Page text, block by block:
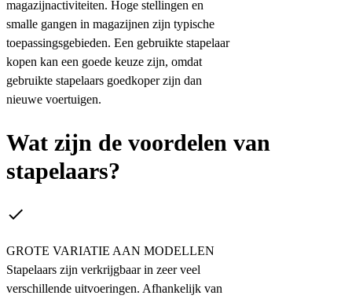
magazijnactiviteiten. Hoge stellingen en
smalle gangen in magazijnen zijn typische
toepassingsgebieden. Een gebruikte stapelaar
kopen kan een goede keuze zijn, omdat
gebruikte stapelaars goedkoper zijn dan
nieuwe voertuigen.
Wat zijn de voordelen van
stapelaars?
done
GROTE VARIATIE AAN MODELLEN
Stapelaars zijn verkrijgbaar in zeer veel
verschillende uitvoeringen. Afhankelijk van